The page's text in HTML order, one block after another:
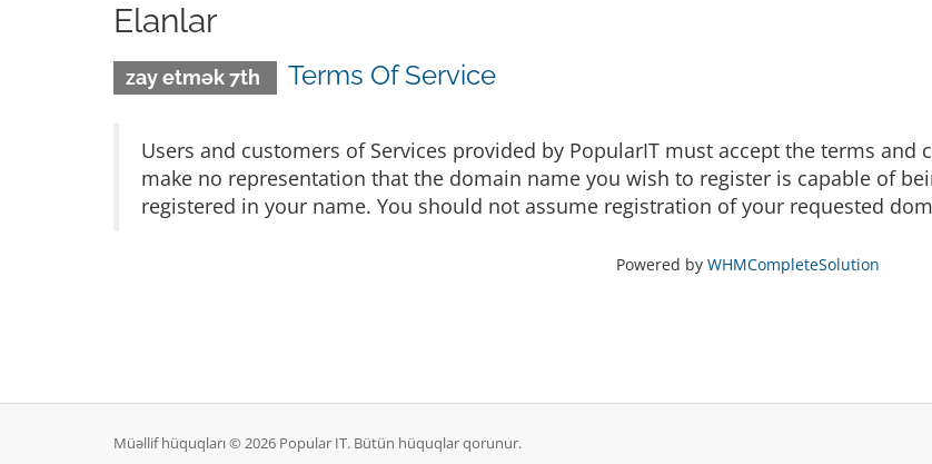
Elanlar
zay etmək 7th Terms Of Service
Users and customers of Services provided by PopularIT must accept the terms
make no representation that the domain name you wish to register is capable of
registered in your name. You should not assume registration of your requested
Powered by WHMCompleteSolution
Müəllif hüquqları © 2026 Popular IT. Bütün hüquqlar qorunur.